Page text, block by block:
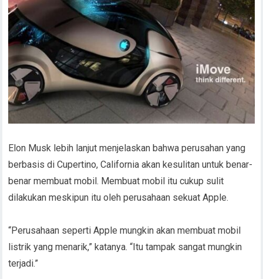
Elon Musk lebih lanjut menjelaskan bahwa perusahan yang
berbasis di Cupertino, California akan kesulitan untuk benar-
benar membuat mobil. Membuat mobil itu cukup sulit
dilakukan meskipun itu oleh perusahaan sekuat Apple.
“Perusahaan seperti Apple mungkin akan membuat mobil
listrik yang menarik,” katanya. “Itu tampak sangat mungkin
terjadi.”